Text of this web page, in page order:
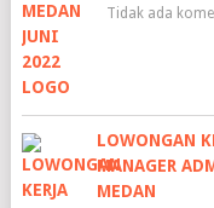
Tidak ada
LOWONGAN
MANAGER
MEDAN